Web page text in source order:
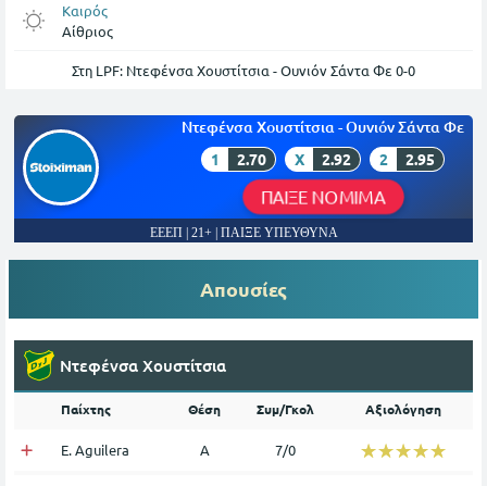
Καιρός
Αίθριος
Στη LPF: Ντεφένσα Χουστίτσια - Ουνιόν Σάντα Φε 0-0
Ντεφένσα Xουστίτσια - Ουνιόν Σάντα Φε
1 2.70 X 2.92 2 2.95
ΠΑΙΞΕ ΝΟΜΙΜΑ
ΕΕΕΠ | 21+ | ΠΑΙΞΕ ΥΠΕΥΘΥΝΑ
Απουσίες
Ντεφένσα Xουστίτσια
Παίχτης Θέση Συμ/Γκολ Αξιολόγηση
E. Aguilera Α 7/0 ☆☆☆☆☆
★★★★★